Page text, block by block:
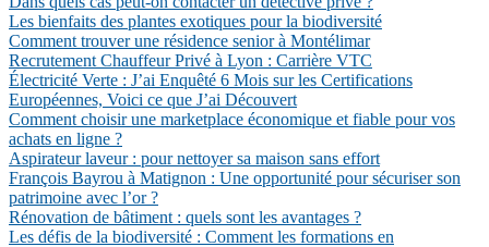
Les bienfaits des plantes exotiques pour la biodiversité
Comment trouver une résidence senior à Montélimar
Recrutement Chauffeur Privé à Lyon : Carrière VTC
Électricité Verte : J’ai Enquêté 6 Mois sur les Certifications
Européennes, Voici ce que J’ai Découvert
Comment choisir une marketplace économique et fiable pour vos
achats en ligne ?
Aspirateur laveur : pour nettoyer sa maison sans effort
François Bayrou à Matignon : Une opportunité pour sécuriser son
patrimoine avec l’or ?
Rénovation de bâtiment : quels sont les avantages ?
Les défis de la biodiversité : Comment les formations en